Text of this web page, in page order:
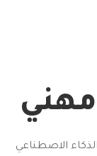
الاصطناعي